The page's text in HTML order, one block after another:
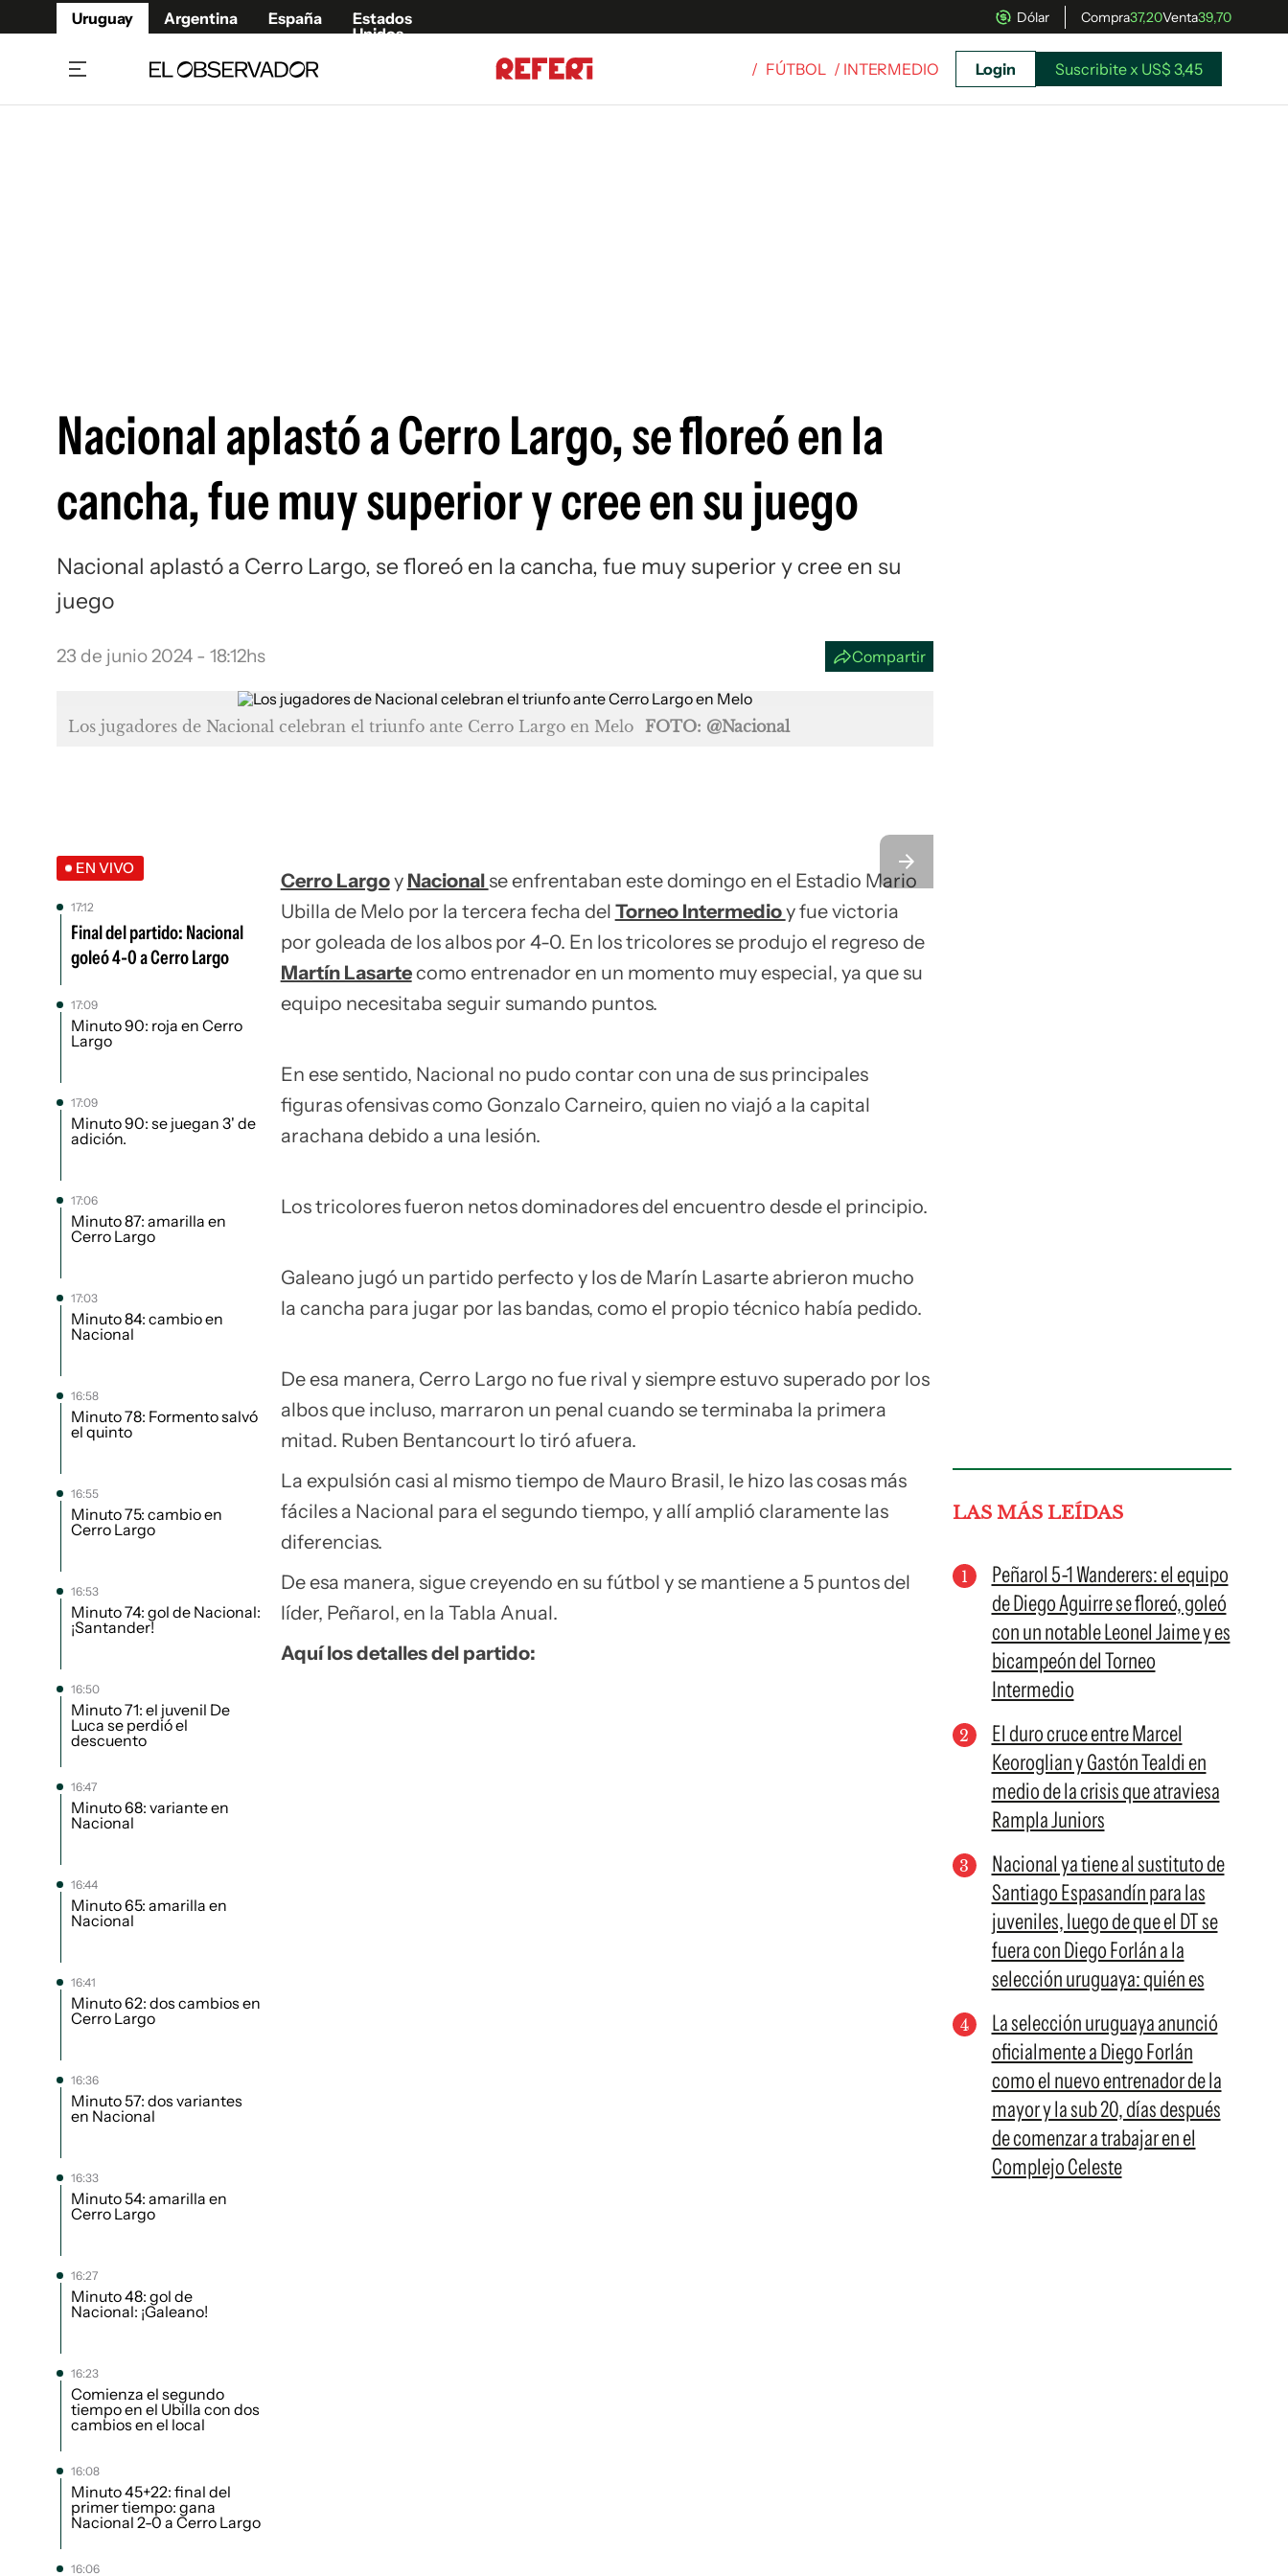
Uruguay Argentina España
Estados
Unidos
Dólar Compra37,20Venta39,70
/ FÚTBOL / INTERMEDIO Login Suscribite x US$ 3,45
Nacional aplastó a Cerro Largo, se floreó en la
cancha, fue muy superior y cree en su juego
Nacional aplastó a Cerro Largo, se floreó en la cancha, fue muy superior y cree en su
juego
23 de junio 2024 - 18:12hs Compartir
Los jugadores de Nacional celebran el triunfo ante Cerro Largo en Melo FOTO: @Nacional
EN VIVO
17:12
Final del partido: Nacional
goleó 4-0 a Cerro Largo
17:09
Minuto 90: roja en Cerro
Largo
17:09
Minuto 90: se juegan 3' de
adición.
17:06
Minuto 87: amarilla en
Cerro Largo
17:03
Minuto 84: cambio en
Nacional
16:58
Minuto 78: Formento salvó
el quinto
16:55
Minuto 75: cambio en
Cerro Largo
16:53
Minuto 74: gol de Nacional:
¡Santander!
16:50
Minuto 71: el juvenil De
Luca se perdió el
descuento
16:47
Minuto 68: variante en
Nacional
16:44
Minuto 65: amarilla en
Nacional
16:41
Minuto 62: dos cambios en
Cerro Largo
16:36
Minuto 57: dos variantes
en Nacional
16:33
Minuto 54: amarilla en
Cerro Largo
16:27
Minuto 48: gol de
Nacional: ¡Galeano!
16:23
Comienza el segundo
tiempo en el Ubilla con dos
cambios en el local
16:08
Minuto 45+22: final del
primer tiempo: gana
Nacional 2-0 a Cerro Largo
16:06
Cerro Largoy Nacional se enfrentaban este domingo en el Estadio Mario
Ubilla de Melo por la tercera fecha del Torneo Intermedioy fue victoria
por goleada de los albos por 4-0. En los tricolores se produjo el regreso de
Martín Lasartecomo entrenador en un momento muy especial, ya que su
equipo necesitaba seguir sumando puntos.
En ese sentido, Nacional no pudo contar con una de sus principales
figuras ofensivas como Gonzalo Carneiro, quien no viajó a la capital
arachana debido a una lesión.
Los tricolores fueron netos dominadores del encuentro desde el principio.
Galeano jugó un partido perfecto y los de Marín Lasarte abrieron mucho
la cancha para jugar por las bandas, como el propio técnico había pedido.
De esa manera, Cerro Largo no fue rival y siempre estuvo superado por los
albos que incluso, marraron un penal cuando se terminaba la primera
mitad. Ruben Bentancourt lo tiró afuera.
La expulsión casi al mismo tiempo de Mauro Brasil, le hizo las cosas más
fáciles a Nacional para el segundo tiempo, y allí amplió claramente las
diferencias.
De esa manera, sigue creyendo en su fútbol y se mantiene a 5 puntos del
líder, Peñarol, en la Tabla Anual.
Aquí los detalles del partido:
LAS MÁS LEÍDAS
Peñarol 5-1 Wanderers: el equipo
de Diego Aguirre se floreó, goleó
con un notable Leonel Jaime y es
bicampeón del Torneo
Intermedio
El duro cruce entre Marcel
Keoroglian y Gastón Tealdi en
medio de la crisis que atraviesa
Rampla Juniors
Nacional ya tiene al sustituto de
Santiago Espasandín para las
juveniles, luego de que el DT se
fuera con Diego Forlán a la
selección uruguaya: quién es
La selección uruguaya anunció
oficialmente a Diego Forlán
como el nuevo entrenador de la
mayor y la sub 20, días después
de comenzar a trabajar en el
Complejo Celeste